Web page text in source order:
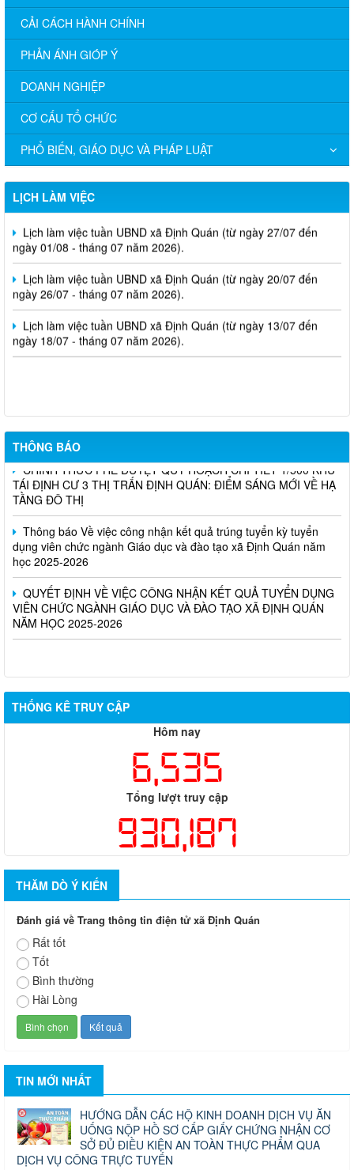
CẢI CÁCH HÀNH CHÍNH
PHẢN ÁNH GIÓP Ý
DOANH NGHIỆP
CƠ CẤU TỔ CHỨC
PHỔ BIẾN, GIÁO DỤC VÀ PHÁP LUẬT
LỊCH LÀM VIỆC
ngày 08/08 - tháng 08 năm 2026).
Lịch làm việc tuần UBND xã Định Quán (từ ngày 27/07 đến
ngày 01/08 - tháng 07 năm 2026).
Lịch làm việc tuần UBND xã Định Quán (từ ngày 20/07 đến
ngày 26/07 - tháng 07 năm 2026).
Lịch làm việc tuần UBND xã Định Quán (từ ngày 13/07 đến
ngày 18/07 - tháng 07 năm 2026).
THÔNG BÁO
TÁI ĐỊNH CƯ 3 THỊ TRẤN ĐỊNH QUÁN: ĐIỂM SÁNG MỚI VỀ HẠ
TẦNG ĐÔ THỊ
Thông báo Về việc công nhận kết quả trúng tuyển kỳ tuyển
dụng viên chức ngành Giáo dục và đào tạo xã Định Quán năm
học 2025-2026
QUYẾT ĐỊNH VỀ VIỆC CÔNG NHẬN KẾT QUẢ TUYỂN DỤNG
VIÊN CHỨC NGÀNH GIÁO DỤC VÀ ĐÀO TẠO XÃ ĐỊNH QUÁN
NĂM HỌC 2025-2026
THỐNG KÊ TRUY CẬP
Hôm nay
6,535
Tổng lượt truy cập
930,187
THĂM DÒ Ý KIẾN
Đánh giá về Trang thông tin điện tử xã Định Quán
Rất tốt
Tốt
Bình thường
Hài Lòng
TIN MỚI NHẤT
HƯỚNG DẪN CÁC HỘ KINH DOANH DỊCH VỤ ĂN
UỐNG NỘP HỒ SƠ CẤP GIẤY CHỨNG NHẬN CƠ
SỞ ĐỦ ĐIỀU KIỆN AN TOÀN THỰC PHẨM QUA
DỊCH VỤ CÔNG TRỰC TUYẾN